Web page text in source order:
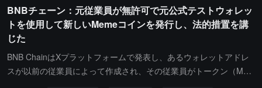
は、手紙の中でこのプロジェクトが暗号業界のラグプル（逃げる詐
欺）に類似しているかどうかに重点を置いています。彼らは、伝統
的な意味での突然の撤資による逃げではなく、市場からの段階的な
撤退によって投資家に損失をもたらす「ソフトラン」も含まれる可
能性があると考えていますが、現在SECはこれについてコメントを
BNBチェーン：元従業員が無許可で元公式テストウォレッ
トを使用して新しいMemeコインを発行し、法的措置を講
じた
BNB ChainはXプラットフォームで発表し、あるウォレットアドレ
スが以前の従業員によって作成され、その従業員がトークン（Mem